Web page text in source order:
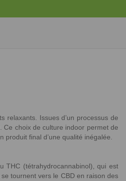
relaxants. Issues d’un processus de
Ce choix de culture indoor permet de
final d’une qualité inégalée.
THC (tétrahydrocannabinol), qui est
tournent vers le CBD en raison des